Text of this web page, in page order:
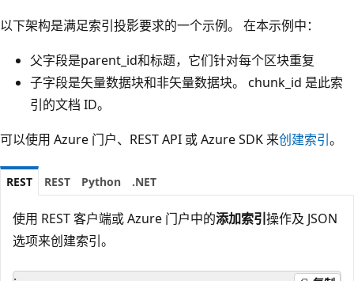
以下架构是满足索引投影要求的一个示例。 在本示例中：
父字段是parent_id和标题，它们针对每个区块重复
子字段是矢量数据块和非矢量数据块。 chunk_id 是此索
引的文档 ID。
可以使用 Azure 门户、REST API 或 Azure SDK 来创建索引。
REST REST Python .NET
使用 REST 客户端或 Azure 门户中的添加索引操作及 JSON
选项来创建索引。